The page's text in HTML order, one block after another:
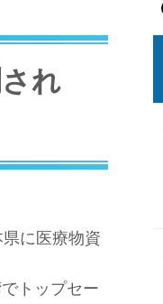
れ
に医療物資
トップセー